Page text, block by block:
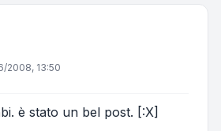
2008, 13:50
è stato un bel post. [:X]